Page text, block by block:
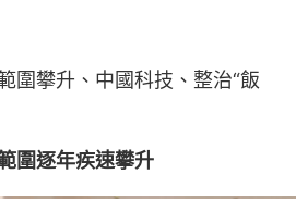
圍攀升、中國科技、整治“飯
圍逐年疾速攀升